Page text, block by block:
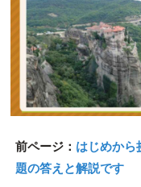
前ページ： はじめか
題の答えと解説です